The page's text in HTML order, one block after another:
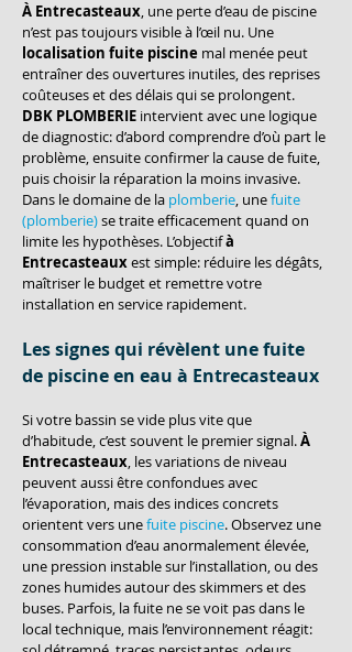
À Entrecasteaux, une perte d’eau de piscine
n’est pas toujours visible à l’œil nu. Une
localisation fuite piscine mal menée peut
entraîner des ouvertures inutiles, des reprises
coûteuses et des délais qui se prolongent.
DBK PLOMBERIE intervient avec une logique
de diagnostic: d’abord comprendre d’où part le
problème, ensuite confirmer la cause de fuite,
puis choisir la réparation la moins invasive.
Dans le domaine de la plomberie, une fuite
(plomberie) se traite efficacement quand on
limite les hypothèses. L’objectif à
Entrecasteaux est simple: réduire les dégâts,
maîtriser le budget et remettre votre
installation en service rapidement.
Les signes qui révèlent une fuite
de piscine en eau à Entrecasteaux
Si votre bassin se vide plus vite que
d’habitude, c’est souvent le premier signal. À
Entrecasteaux, les variations de niveau
peuvent aussi être confondues avec
l’évaporation, mais des indices concrets
orientent vers une fuite piscine. Observez une
consommation d’eau anormalement élevée,
une pression instable sur l’installation, ou des
zones humides autour des skimmers et des
buses. Parfois, la fuite ne se voit pas dans le
local technique, mais l’environnement réagit: